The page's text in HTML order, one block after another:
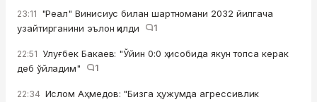
23:11 "Реал" Винисиус билан шартномани 2032 йилгача
узайтирганини эълон қилди
1
22:51 Улуғбек Бакаев: "Ўйин 0:0 ҳисобида якун топса керак
деб ўйладим"
1
22:34 Ислом Аҳмедов: "Бизга ҳужумда агрессивлик